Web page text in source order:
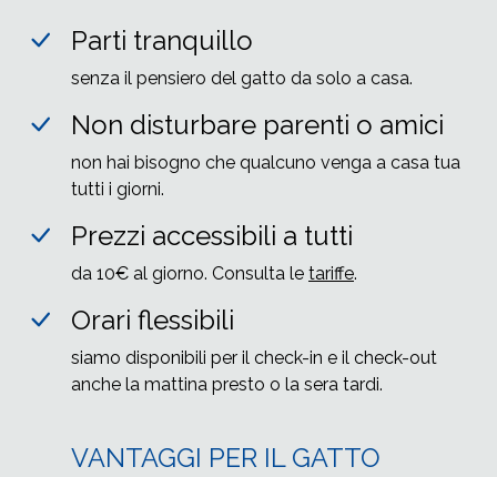
Parti tranquillo
senza il pensiero del gatto da solo a casa.
Non disturbare parenti o amici
non hai bisogno che qualcuno venga a casa tua
tutti i giorni.
Prezzi accessibili a tutti
da 10€ al giorno. Consulta le tariffe.
Orari flessibili
siamo disponibili per il check-in e il check-out
anche la mattina presto o la sera tardi.
VANTAGGI PER IL GATTO